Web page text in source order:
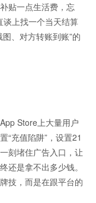
贴一点生活费，忘
谈上找一个当天结算
、对方转账到账”的
Store上大量用户
“充值陷阱”，设置21
刻堵住广告入口，让
还是拿不出多少钱。
技，而是在跟平台的